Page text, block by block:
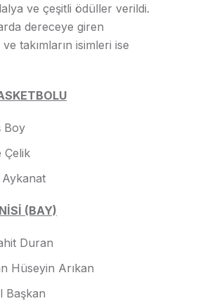
ve çeşitli ödüller verildi.
dereceye giren
takımların isimleri ise
Boy
Çelik
(BAY)
Duran
Hüseyin Arıkan
Başkan